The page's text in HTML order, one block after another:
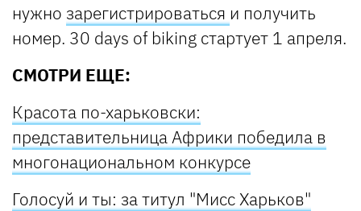
нужно зарегистрироваться и получить
номер. 30 days of biking стартует 1 апреля.
СМОТРИ ЕЩЕ:
Красота по-харьковски:
представительница Африки победила в
многонациональном конкурсе
Голосуй и ты: за титул "Мисс Харьков"